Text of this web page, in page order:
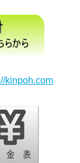
kinpoh.com